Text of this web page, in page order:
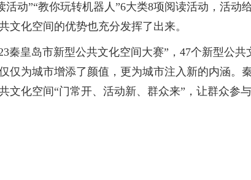
活动”“教你玩转机器人”6大类8项阅读活动，活动
文化空间的优势也充分发挥了出来。
秦皇岛市新型公共文化空间大赛”，47个新型公共
仅为城市增添了颜值，更为城市注入新的内涵。
文化空间“门常开、活动新、群众来”，让群众参